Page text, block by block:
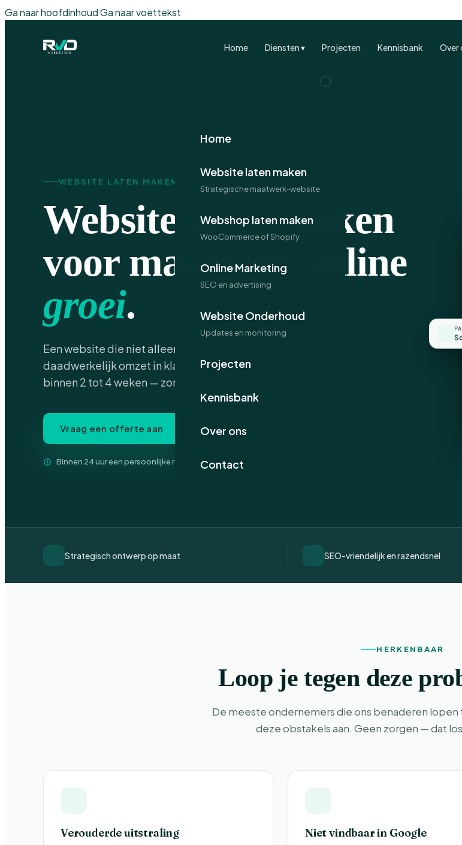
Ga naar hoofdinhoudGa naar voettekst
Home Diensten ▾ Projecten Kennisbank Over
Home
Website laten maken
Strategische maatwerk-website
Webshop laten maken
WooCommerce of Shopify
Online Marketing
SEO en advertising
Website Onderhoud
Updates en monitoring
Projecten
Kennisbank
Over ons
Contact
WEBSITE LATEN MAKEN
Website laten maken
voor maximale online
groei.
Een website die niet alleen mooi is, maar bezoekers ook
daadwerkelijk omzet in klanten. Vaste prijzen, oplevering
binnen 2 tot 4 weken — zonder verrassingen achteraf.
Vraag een offerte aan Bekijk pakketten
Binnen 24 uur een persoonlijke reactie · geen verkooppraat
Strategisch ontwerp op maat SEO-vriendelijk en razendsnel
HERKENBAAR
Loop je tegen deze
De meeste ondernemers die ons benaderen
deze obstakels aan. Geen zorgen — dat
Verouderde uitstraling Niet vindbaar in Google